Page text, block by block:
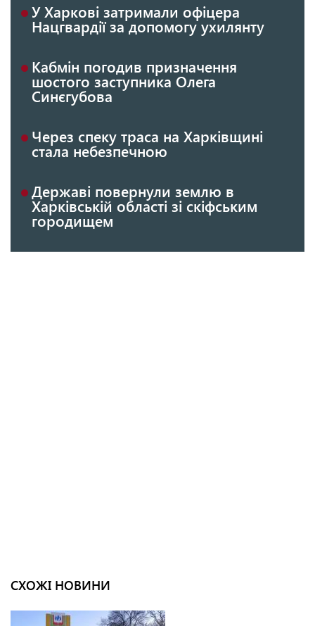
У Харкові затримали офіцера
Нацгвардії за допомогу ухилянту
Кабмін погодив призначення
шостого заступника Олега
Синєгубова
Через спеку траса на Харківщині
стала небезпечною
Державі повернули землю в
Харківській області зі скіфським
городищем
СХОЖІ НОВИНИ